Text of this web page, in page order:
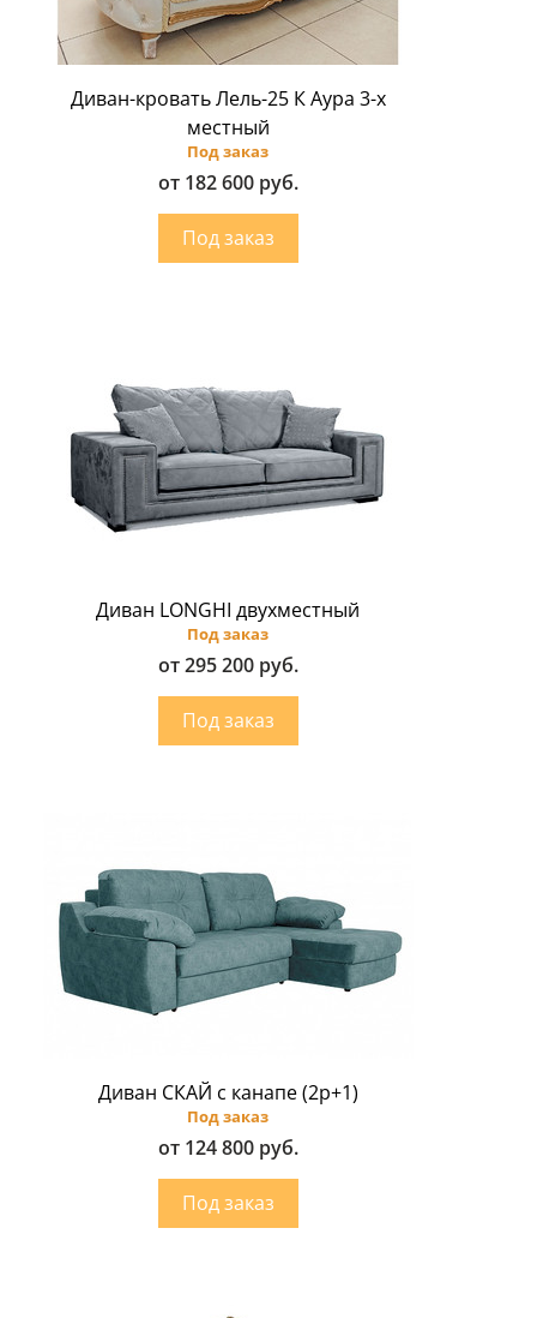
Диван-кровать Лель-25 К Аура 3-х
местный
Под заказ
от 182 600 руб.
Диван LONGHI двухместный
Под заказ
от 295 200 руб.
Диван СКАЙ с канапе (2р+1)
Под заказ
от 124 800 руб.